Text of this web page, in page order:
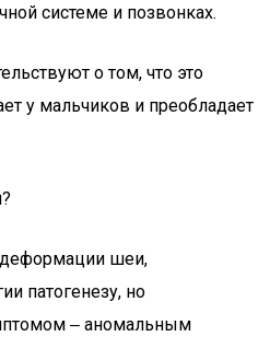
системе и позвонках.
о том, что это
у мальчиков и преобладает
шеи,
патогенезу, но
‒ аномальным